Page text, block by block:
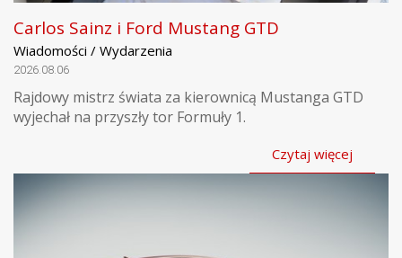
Carlos Sainz i Ford Mustang GTD
Wiadomości / Wydarzenia
2026.08.06
Rajdowy mistrz świata za kierownicą Mustanga GTD
wyjechał na przyszły tor Formuły 1.
Czytaj więcej